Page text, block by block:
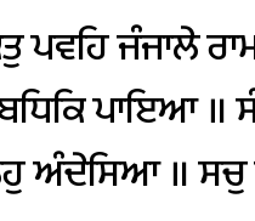
ਪਵਹਿਜੰਜਾਲੇ
ਪਾਇਆ॥
ਅੰਦੇਸਿਆ॥ਸਚੁ